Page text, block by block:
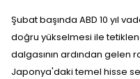
Şubat başında ABD 10 yıl
doğru yükselmesi ile
dalgasının ardından gelen
Japonya'daki temel hisse